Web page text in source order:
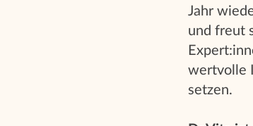
Jahr
und freut
wertvolle
setzen.